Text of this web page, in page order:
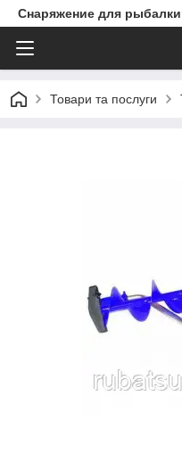
Снаряжение для рыбалки
Товари та послуги